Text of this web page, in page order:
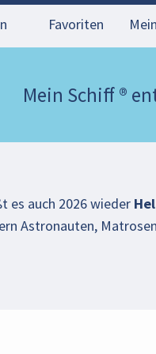
Favoriten
Mein Schiff ®
es auch 2026 wieder
Astronauten,